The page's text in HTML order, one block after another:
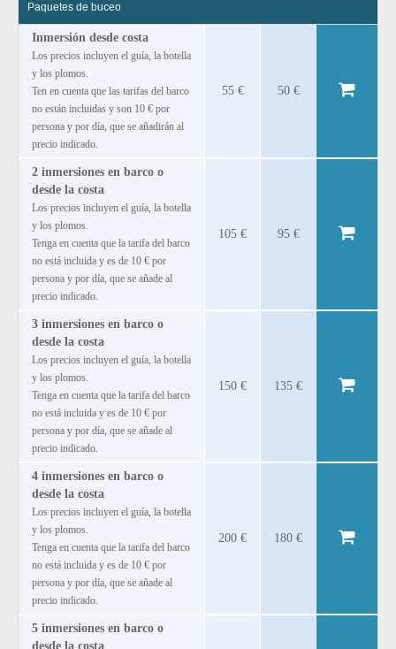
Paquetes de buceo
Inmersión desde costa
Los precios incluyen el guía, la botella
y los plomos.
Ten en cuenta que las tarifas del barco
no están incluidas y son 10 € por
persona y por día, que se añadirán al
precio indicado.
55 € 50 €
2 inmersiones en barco o
desde la costa
Los precios incluyen el guía, la botella
y los plomos.
Tenga en cuenta que la tarifa del barco
no está incluida y es de 10 € por
persona y por día, que se añade al
precio indicado.
105 € 95 €
3 inmersiones en barco o
desde la costa
Los precios incluyen el guía, la botella
y los plomos.
Tenga en cuenta que la tarifa del barco
no está incluida y es de 10 € por
persona y por día, que se añade al
precio indicado.
150 € 135 €
4 inmersiones en barco o
desde la costa
Los precios incluyen el guía, la botella
y los plomos.
Tenga en cuenta que la tarifa del barco
no está incluida y es de 10 € por
persona y por día, que se añade al
precio indicado.
200 € 180 €
5 inmersiones en barco o
desde la costa